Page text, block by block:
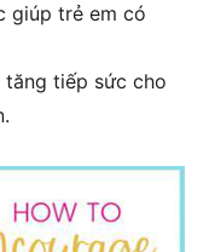
giúp trẻ em có
tăng tiếp sức cho